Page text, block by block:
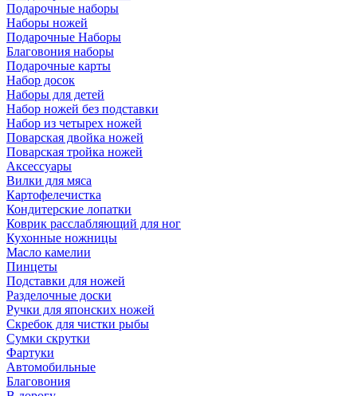
Подарочные наборы
Наборы ножей
Подарочные Наборы
Благовония наборы
Подарочные карты
Набор досок
Наборы для детей
Набор ножей без подставки
Набор из четырех ножей
Поварская двойка ножей
Поварская тройка ножей
Аксессуары
Вилки для мяса
Картофелечистка
Кондитерские лопатки
Коврик расслабляющий для ног
Кухонные ножницы
Масло камелии
Пинцеты
Подставки для ножей
Разделочные доски
Ручки для японских ножей
Скребок для чистки рыбы
Сумки скрутки
Фартуки
Автомобильные
Благовония